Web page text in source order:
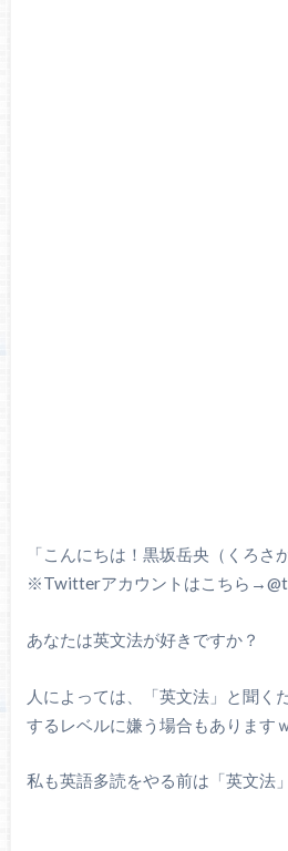
「こんにちは！黒坂岳央（くろさ
※Twitterアカウントはこちら
あなたは英文法が好きですか？
人によっては、「英文法」と聞く
するレベルに嫌う場合もあります
私も英語多読をやる前は「英文法